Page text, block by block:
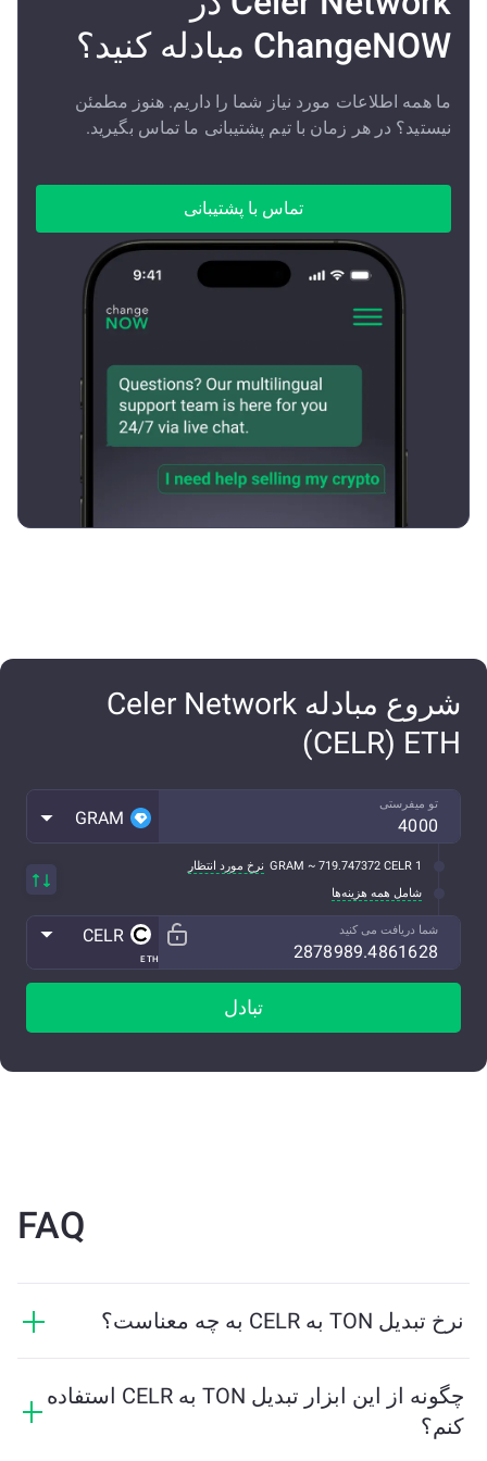
ChangeNOW مبادله کنید؟
ما همه اطلاعات مورد نیاز شما را داریم. هنوز مطمئن
نیستید؟ در هر زمان با تیم پشتیبانی ما تماس بگیرید.
تماس با پشتیبانی
شروع مبادله Celer Network
(CELR) ETH
تو میفرستی
GRAM
1 GRAM ~ 719.747372 CELR
نرخ مورد انتظار
شامل همه هزینه‌ها
شما دریافت می کنید
ETH
CELR
تبادل
FAQ
نرخ تبدیل TON به CELR به چه معناست؟
دریافت خواهید کرد. این نرخ براساس شرایط بازار، عرضه و
تقاضا، و نقدینگی تغییر می‌کند.
چگونه از این ابزار تبدیل TON به CELR استفاده
کنم؟